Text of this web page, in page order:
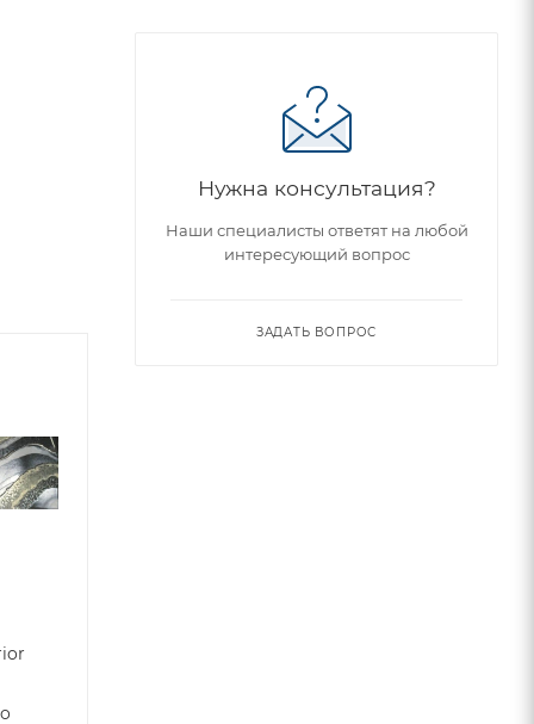
Нужна консультация?
Наши специалисты ответят на любой
интересующий вопрос
ЗАДАТЬ ВОПРОС